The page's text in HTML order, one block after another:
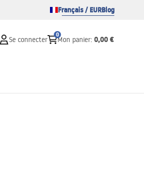
Français / EURBlog
Se connecter
0
Mon panier: 0,00 €